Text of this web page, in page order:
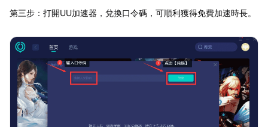
第三步：打開UU加速器，兌換口令碼，可順利獲得免費加速時長。